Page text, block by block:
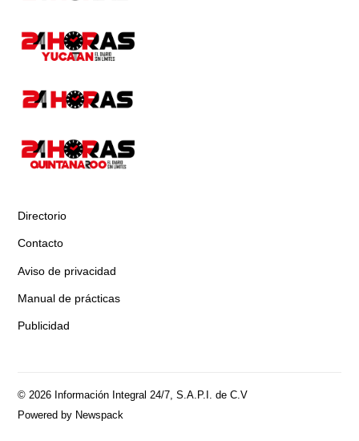
Directorio
Contacto
Aviso de privacidad
Manual de prácticas
Publicidad
© 2026 Información Integral 24/7, S.A.P.I. de C.V
Powered by Newspack